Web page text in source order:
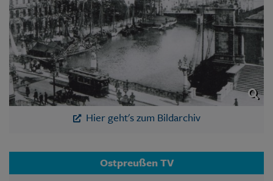
Hier geht's zum Bildarchiv
Ostpreußen TV